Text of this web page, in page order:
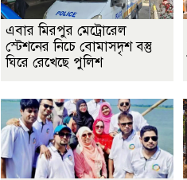
এবার মিরপুর মেট্রোরেল
স্টেশনের নিচে বোমাসদৃশ বস্তু
ঘিরে রেখেছে পুলিশ